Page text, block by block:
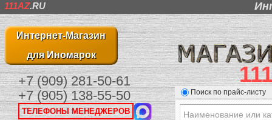
111AZ.RU
Интернет-Магазин
для Иномарок
+7 (909) 281-50-61
+7 (905) 138-55-50
ТЕЛЕФОНЫ МЕНЕДЖЕРОВ
Поиск по прайс-листу